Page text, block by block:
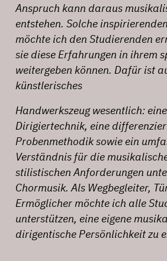
Anspruch kann daraus
entstehen. Solche
möchte ich den Studierenden
sie diese Erfahrungen in ihrem
weitergeben können. Dafür ist
künstlerisches
Handwerkszeug wesentlich:
Dirigiertechnik, eine
Probenmethodik sowie ein
Verständnis für die
stilistischen Anforderungen
Chormusik. Als Wegbegleiter,
Ermöglicher möchte ich alle
unterstützen, eine eigene
dirigentische Persönlichkeit zu